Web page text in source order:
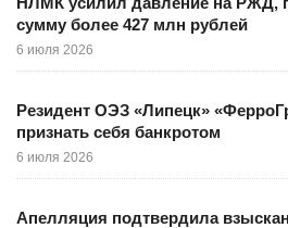
сумму более 427 млн рублей
6 июля 2026
Резидент ОЭЗ «Липецк»
признать себя банкротом
6 июля 2026
Апелляция подтвердила